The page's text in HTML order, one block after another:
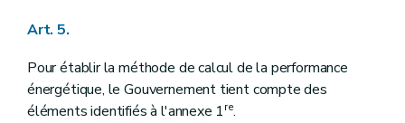
Art. 5.
Pour établir la méthode de calcul de la performance
énergétique, le Gouvernement tient compte des
éléments identifiés à l'annexe 1re.